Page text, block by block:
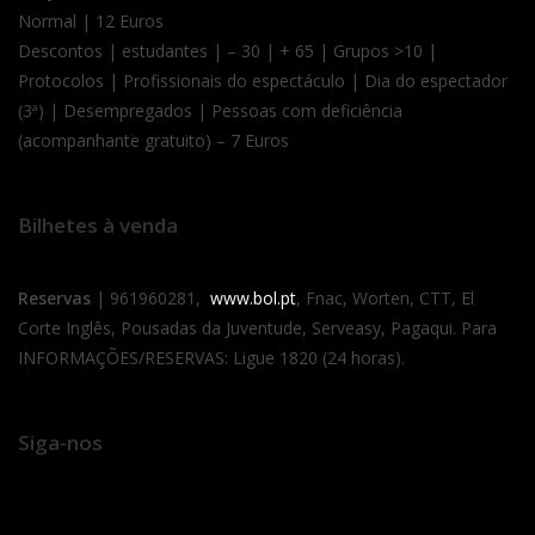
Normal | 12 Euros
Descontos | estudantes | – 30 | + 65 | Grupos >10 |
Protocolos | Profissionais do espectáculo | Dia do espectador
(3ª) | Desempregados | Pessoas com deficiência
(acompanhante gratuito) – 7 Euros
Bilhetes à venda
Reservas | 961960281, www.bol.pt, Fnac, Worten, CTT, El
Corte Inglês, Pousadas da Juventude, Serveasy, Pagaqui. Para
INFORMAÇÕES/RESERVAS: Ligue 1820 (24 horas).
Siga-nos